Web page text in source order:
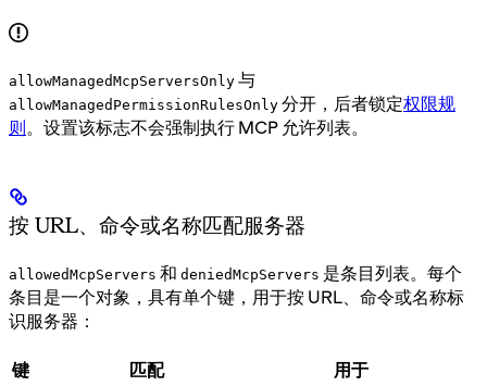
allowManagedMcpServersOnly 与
allowManagedPermissionRulesOnly 分开，后者锁定权限规
则。设置该标志不会强制执行 MCP 允许列表。
按 URL、命令或名称匹配服务器
allowedMcpServers 和 deniedMcpServers 是条目列表。每个
条目是一个对象，具有单个键，用于按 URL、命令或名称标
识服务器：
键 匹配 用于